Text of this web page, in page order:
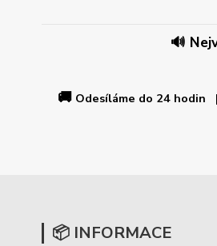
🔊
🚚 Odesíláme do 24 hodin
📦 INFORMACE